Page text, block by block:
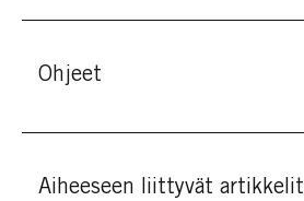
Ohjeet
Aiheeseen liittyvät artikkelit